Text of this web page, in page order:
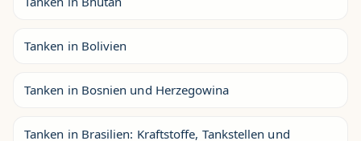
Tanken in Bolivien
Tanken in Bosnien und Herzegowina
Tanken in Brasilien: Kraftstoffe, Tankstellen und